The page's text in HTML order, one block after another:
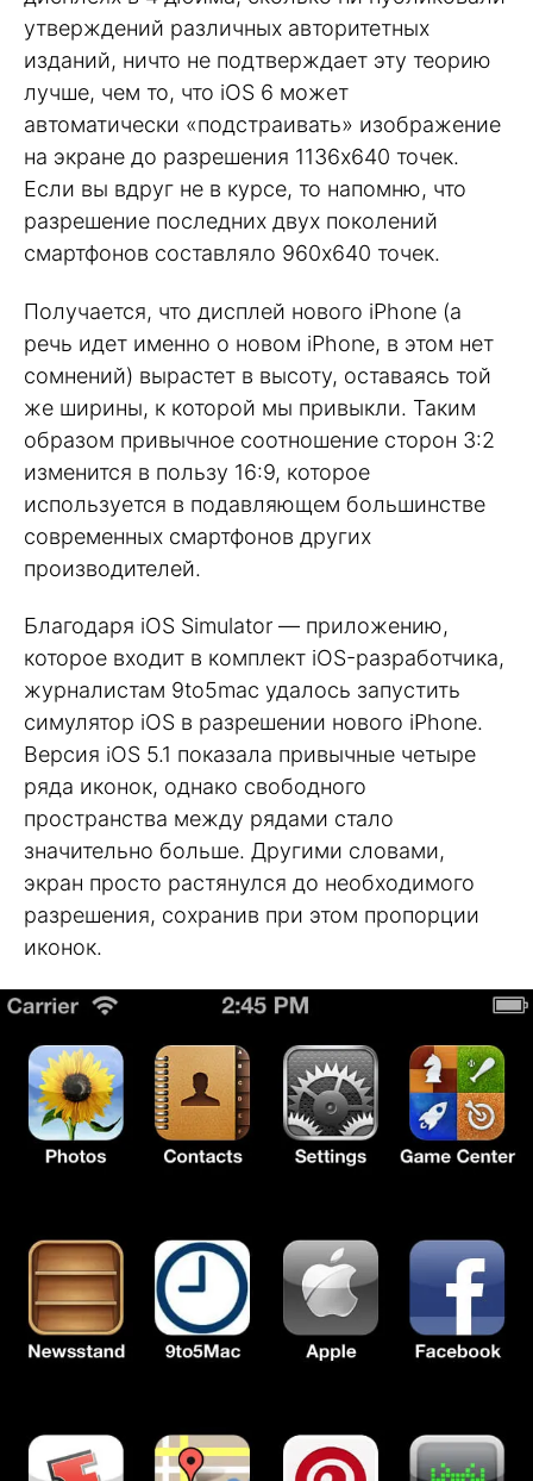
утверждений различных авторитетных
изданий, ничто не подтверждает эту теорию
лучше, чем то, что iOS 6 может
автоматически «подстраивать» изображение
на экране до разрешения 1136х640 точек.
Если вы вдруг не в курсе, то напомню, что
разрешение последних двух поколений
смартфонов составляло 960х640 точек.
Получается, что дисплей нового iPhone (а
речь идет именно о новом iPhone, в этом нет
сомнений) вырастет в высоту, оставаясь той
же ширины, к которой мы привыкли. Таким
образом привычное соотношение сторон 3:2
изменится в пользу 16:9, которое
используется в подавляющем большинстве
современных смартфонов других
производителей.
Благодаря iOS Simulator — приложению,
которое входит в комплект iOS-разработчика,
журналистам 9to5mac удалось запустить
симулятор iOS в разрешении нового iPhone.
Версия iOS 5.1 показала привычные четыре
ряда иконок, однако свободного
пространства между рядами стало
значительно больше. Другими словами,
экран просто растянулся до необходимого
разрешения, сохранив при этом пропорции
иконок.